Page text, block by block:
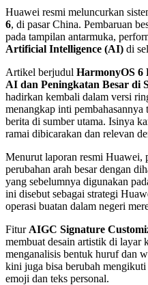
Huawei resmi meluncurkan
6, di pasar China. Pembaruan
pada tampilan antarmuka,
Artificial Intelligence (AI) di
Artikel berjudul HarmonyOS 6
AI dan Peningkatan Besar di
hadirkan kembali dalam versi
menangkap inti pembahasannya
berita di sumber utama. Isinya
ramai dibicarakan dan relevan
Menurut laporan resmi Huawei,
perubahan arah besar dengan
yang sebelumnya digunakan
ini disebut sebagai strategi
operasi buatan dalam negeri
Fitur AIGC Signature
membuat desain artistik di layar
menganalisis bentuk huruf dan
kini juga bisa berubah
emoji dan teks personal.